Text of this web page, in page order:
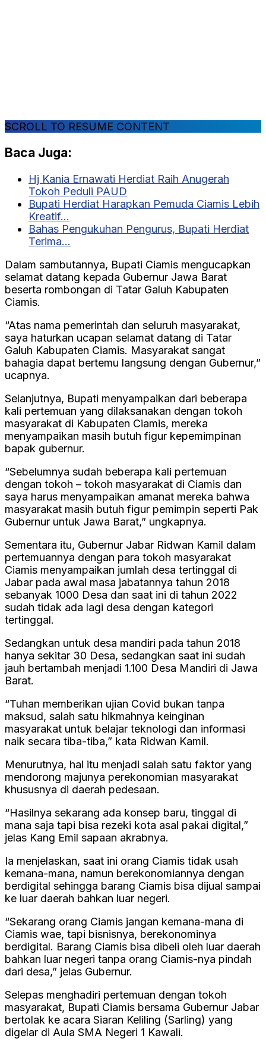
SCROLL TO RESUME CONTENT
Baca Juga:
Hj Kania Ernawati Herdiat Raih Anugerah
Tokoh Peduli PAUD
Bupati Herdiat Harapkan Pemuda Ciamis Lebih
Kreatif…
Bahas Pengukuhan Pengurus, Bupati Herdiat
Terima…
Dalam sambutannya, Bupati Ciamis mengucapkan
selamat datang kepada Gubernur Jawa Barat
beserta rombongan di Tatar Galuh Kabupaten
Ciamis.
“Atas nama pemerintah dan seluruh masyarakat,
saya haturkan ucapan selamat datang di Tatar
Galuh Kabupaten Ciamis. Masyarakat sangat
bahagia dapat bertemu langsung dengan Gubernur,”
ucapnya.
Selanjutnya, Bupati menyampaikan dari beberapa
kali pertemuan yang dilaksanakan dengan tokoh
masyarakat di Kabupaten Ciamis, mereka
menyampaikan masih butuh figur kepemimpinan
bapak gubernur.
“Sebelumnya sudah beberapa kali pertemuan
dengan tokoh – tokoh masyarakat di Ciamis dan
saya harus menyampaikan amanat mereka bahwa
masyarakat masih butuh figur pemimpin seperti Pak
Gubernur untuk Jawa Barat,” ungkapnya.
Sementara itu, Gubernur Jabar Ridwan Kamil dalam
pertemuannya dengan para tokoh masyarakat
Ciamis menyampaikan jumlah desa tertinggal di
Jabar pada awal masa jabatannya tahun 2018
sebanyak 1000 Desa dan saat ini di tahun 2022
sudah tidak ada lagi desa dengan kategori
tertinggal.
Sedangkan untuk desa mandiri pada tahun 2018
hanya sekitar 30 Desa, sedangkan saat ini sudah
jauh bertambah menjadi 1.100 Desa Mandiri di Jawa
Barat.
“Tuhan memberikan ujian Covid bukan tanpa
maksud, salah satu hikmahnya keinginan
masyarakat untuk belajar teknologi dan informasi
naik secara tiba-tiba,” kata Ridwan Kamil.
Menurutnya, hal itu menjadi salah satu faktor yang
mendorong majunya perekonomian masyarakat
khususnya di daerah pedesaan.
“Hasilnya sekarang ada konsep baru, tinggal di
mana saja tapi bisa rezeki kota asal pakai digital,”
jelas Kang Emil sapaan akrabnya.
Ia menjelaskan, saat ini orang Ciamis tidak usah
kemana-mana, namun berekonomiannya dengan
berdigital sehingga barang Ciamis bisa dijual sampai
ke luar daerah bahkan luar negeri.
“Sekarang orang Ciamis jangan kemana-mana di
Ciamis wae, tapi bisnisnya, berekonominya
berdigital. Barang Ciamis bisa dibeli oleh luar daerah
bahkan luar negeri tanpa orang Ciamis-nya pindah
dari desa,” jelas Gubernur.
Selepas menghadiri pertemuan dengan tokoh
masyarakat, Bupati Ciamis bersama Gubernur Jabar
bertolak ke acara Siaran Keliling (Sarling) yang
digelar di Aula SMA Negeri 1 Kawali.